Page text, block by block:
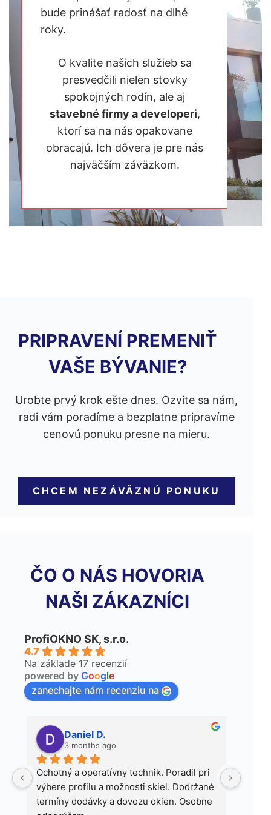
bude prinášať radosť na dlhé
roky.
O kvalite našich služieb sa
presvedčili nielen stovky
spokojných rodín, ale aj
stavebné firmy a developeri,
ktorí sa na nás opakovane
obracajú. Ich dôvera je pre nás
najväčším záväzkom.
PRIPRAVENÍ PREMENIŤ
VAŠE BÝVANIE?
Urobte prvý krok ešte dnes. Ozvite sa nám,
radi vám poradíme a bezplatne pripravíme
cenovú ponuku presne na mieru.
CHCEM NEZÁVÄZNÚ PONUKU
ČO O NÁS HOVORIA
NAŠI ZÁKAZNÍCI
ProfiOKNO SK, s.r.o.
4.7
Na základe 17 recenzií
powered by Google
zanechajte nám recenziu na
Daniel D.
3 months ago
Ochotný a operatívny technik. Poradil pri
výbere profilu a možnosti skiel. Dodržané
termíny dodávky a dovozu okien. Osobne